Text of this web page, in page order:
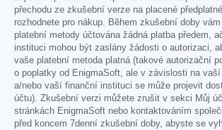
přechodu ze zkušební verze na placené
rozhodnete pro nákup. Během zkušební doby
platební metody účtována žádná platba předem,
instituci mohou být zaslány žádosti o autorizaci,
vaše platební metoda platná (takové autorizační
o poplatky od EnigmaSoft, ale v závislosti na
a/nebo vaší finanční instituci se může projevit
účtu). Zkušební verzi můžete zrušit v sekci Můj
stránkách EnigmaSoft nebo kontaktováním
před koncem 7denní zkušební doby, abyste se